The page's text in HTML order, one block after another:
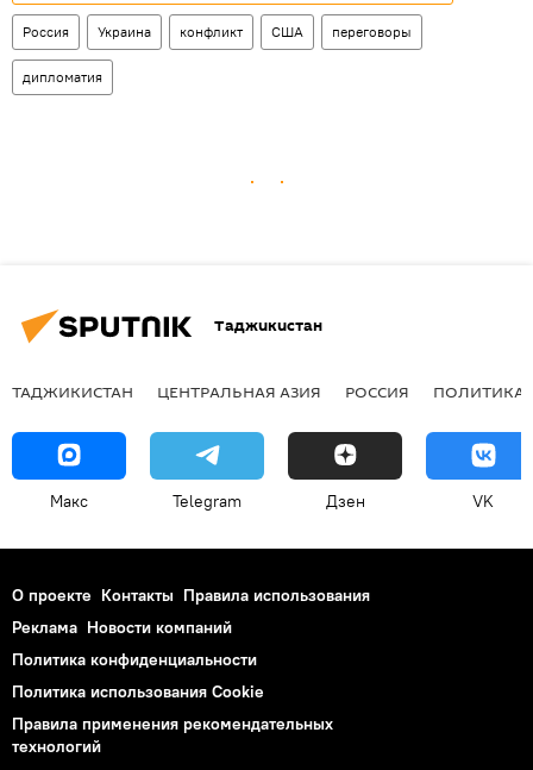
Россия Украина конфликт США переговоры
дипломатия
Таджикистан
ТАДЖИКИСТАН ЦЕНТРАЛЬНАЯ АЗИЯ РОССИЯ ПОЛИТИКА
Макс Telegram Дзен VK
О проекте Контакты Правила использования
Реклама Новости компаний
Политика конфиденциальности
Политика использования Cookie
Правила применения рекомендательных
технологий